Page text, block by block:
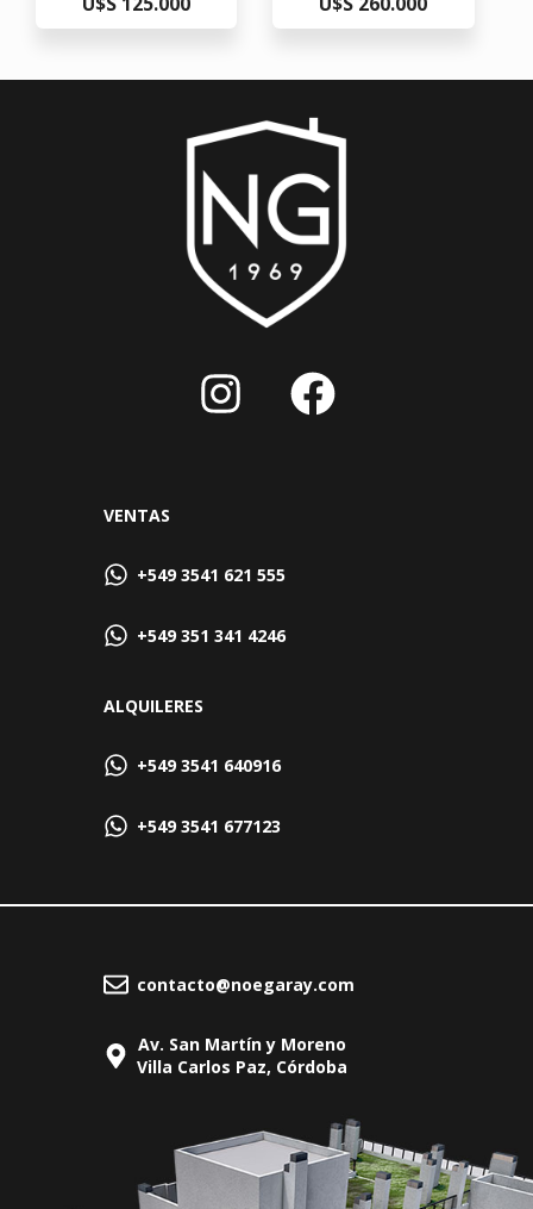
VENTAS
+549 3541 621 555
+549 351 341 4246
ALQUILERES
+549 3541 640916
+549 3541 677123
contacto@noegaray.com
Av. San Martín y Moreno
Villa Carlos Paz, Córdoba